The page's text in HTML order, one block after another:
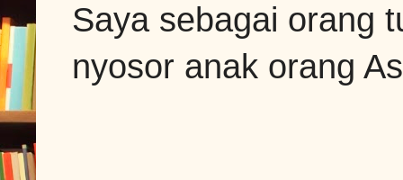
Saya sebagai orang
nyosor anak orang